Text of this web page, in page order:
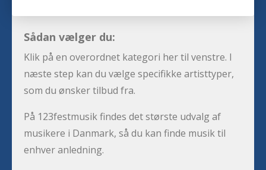
Sådan vælger du:
Klik på en overordnet kategori her til venstre. I
næste step kan du vælge specifikke artisttyper,
som du ønsker tilbud fra.
På 123festmusik findes det største udvalg af
musikere i Danmark, så du kan finde musik til
enhver anledning.